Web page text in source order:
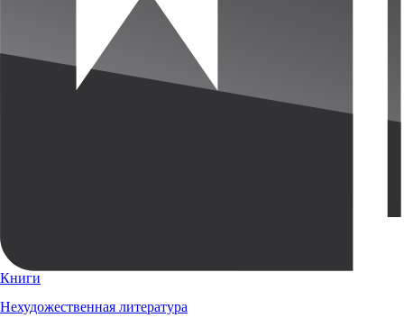
Книги
Нехудожественная литература